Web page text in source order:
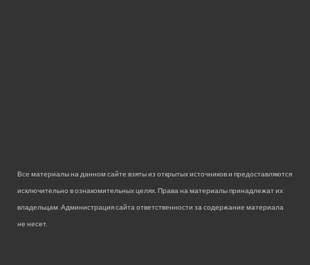
Все материалы на данном сайте взяты из открытых источников и предоставляются
исключительно в ознакомительных целях. Права на материалы принадлежат их
владельцам. Администрация сайта ответственности за содержание материала
не несет.